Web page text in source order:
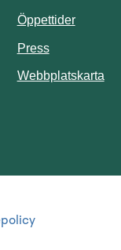
Öppettider
Press
Webbplatskarta